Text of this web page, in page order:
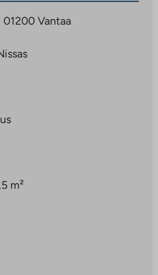
Vantaa
m²